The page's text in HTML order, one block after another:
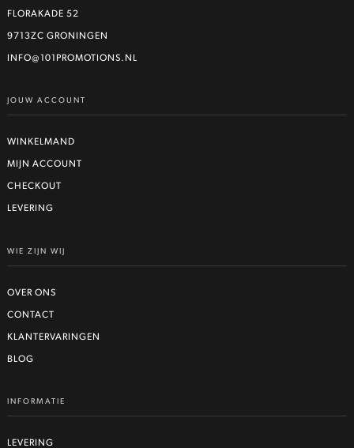
optie
gekozen
worden
FLORAKADE 52
9713ZC GRONINGEN
INFO@101PROMOTIONS.NL
JOUW ACCOUNT
WINKELMAND
MIJN ACCOUNT
CHECKOUT
LEVERING
WIE ZIJN WIJ
OVER ONS
CONTACT
KLANTERVARINGEN
BLOG
INFORMATIE
LEVERING